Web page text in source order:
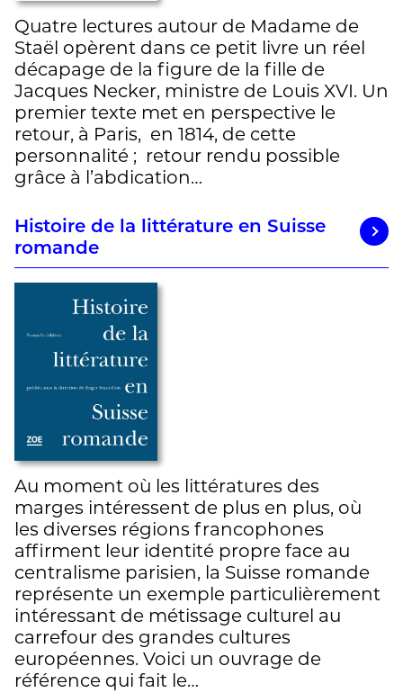
Quatre lectures autour de Madame de
Staël opèrent dans ce petit livre un réel
décapage de la figure de la fille de
Jacques Necker, ministre de Louis XVI. Un
premier texte met en perspective le
retour, à Paris, en 1814, de cette
personnalité ; retour rendu possible
grâce à l’abdication…
Histoire de la littérature en Suisse
romande
Au moment où les littératures des
marges intéressent de plus en plus, où
les diverses régions francophones
affirment leur identité propre face au
centralisme parisien, la Suisse romande
représente un exemple particulièrement
intéressant de métissage culturel au
carrefour des grandes cultures
européennes. Voici un ouvrage de
référence qui fait le…